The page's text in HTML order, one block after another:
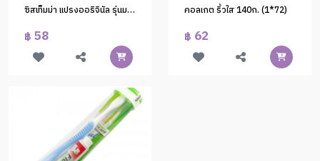
ซิสเท็มม่า แปรงออริจินัล รุ่นมาตรฐาน ป้าย65.- (1x48)
฿ 58
คอลเกต ริ้วใส 140ก. (1*72)
฿ 62